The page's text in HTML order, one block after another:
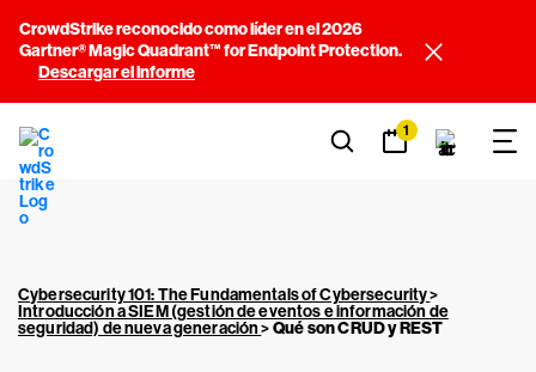
CrowdStrike reconocido como líder en el 2026
Gartner® Magic Quadrant™ for Endpoint Protection.
Descargar el informe
1
Cybersecurity 101: The Fundamentals of Cybersecurity>
Introducción a SIEM (gestión de eventos e información de
seguridad) de nueva generación>Qué son CRUD y REST